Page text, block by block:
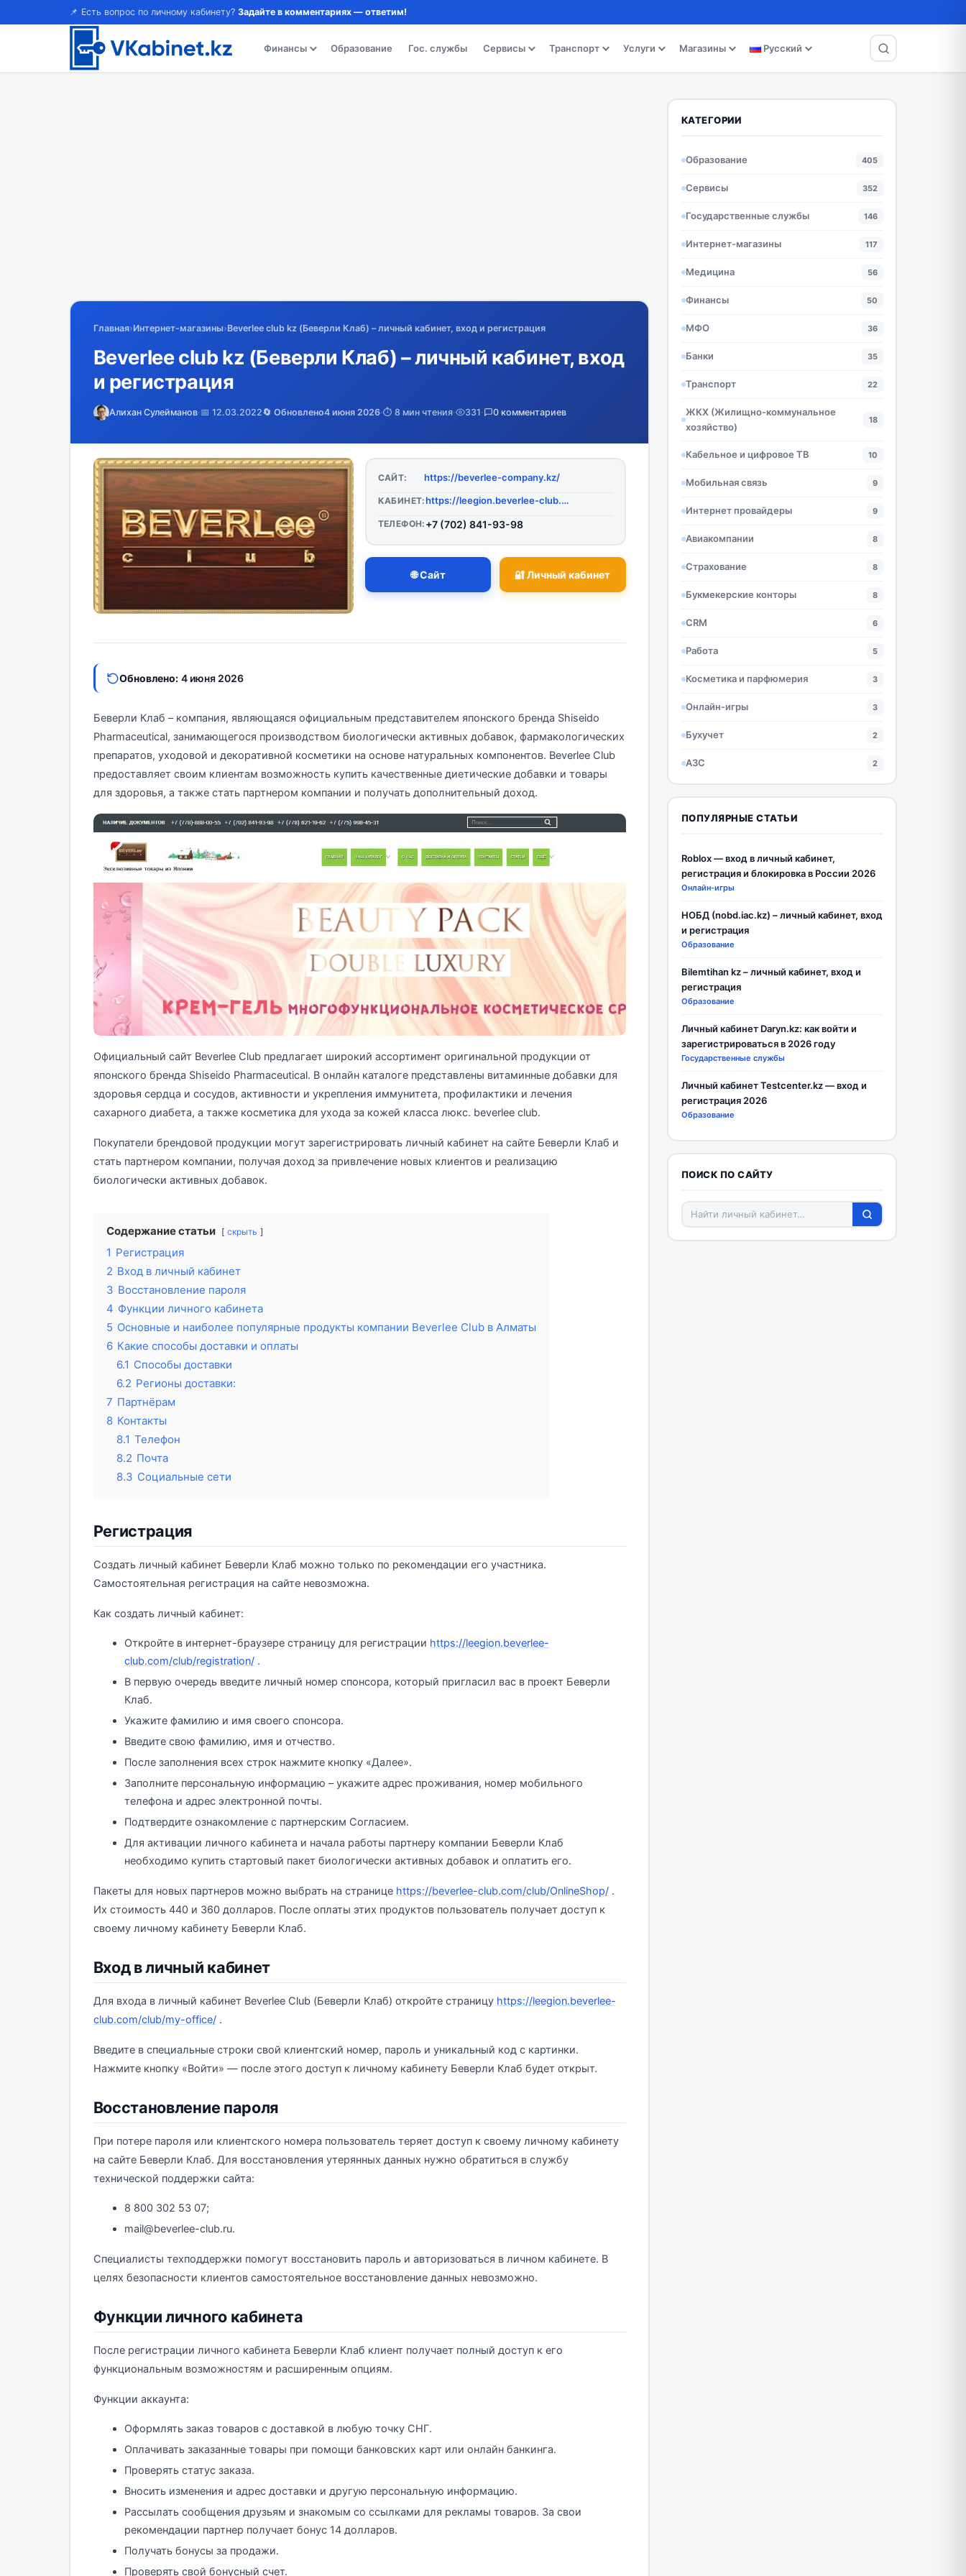
📌 Есть вопрос по личному кабинету? Задайте в комментариях — ответим!
Финансы Образование Гос. службы Сервисы Транспорт Услуги Магазины Русский
Главная›Интернет-магазины›Beverlee club kz (Беверли Клаб) – личный кабинет, вход и регистрация
Beverlee club kz (Беверли Клаб) – личный кабинет, вход
и регистрация
Алихан Сулейманов·📅 12.03.2022🔄 Обновлено4 июня 2026·⏱️ 8 мин чтения· 331· 0 комментариев
САЙТ: https://beverlee-company.kz/
КАБИНЕТ: https://leegion.beverlee-club.com/club/my-office/
ТЕЛЕФОН: +7 (702) 841-93-98
🌐 Сайт 🔐 Личный кабинет
Обновлено: 4 июня 2026
Беверли Клаб – компания, являющаяся официальным представителем японского бренда Shiseido
Pharmaceutical, занимающегося производством биологически активных добавок, фармакологических
препаратов, уходовой и декоративной косметики на основе натуральных компонентов. Beverlee Club
предоставляет своим клиентам возможность купить качественные диетические добавки и товары
для здоровья, а также стать партнером компании и получать дополнительный доход.
Официальный сайт Beverlee Club предлагает широкий ассортимент оригинальной продукции от
японского бренда Shiseido Pharmaceutical. В онлайн каталоге представлены витаминные добавки для
здоровья сердца и сосудов, активности и укрепления иммунитета, профилактики и лечения
сахарного диабета, а также косметика для ухода за кожей класса люкс. beverlee club.
Покупатели брендовой продукции могут зарегистрировать личный кабинет на сайте Беверли Клаб и
стать партнером компании, получая доход за привлечение новых клиентов и реализацию
биологически активных добавок.
Содержание статьи скрыть
1 Регистрация
2 Вход в личный кабинет
3 Восстановление пароля
4 Функции личного кабинета
5 Основные и наиболее популярные продукты компании Beverlee Club в Алматы
6 Какие способы доставки и оплаты
6.1 Способы доставки
6.2 Регионы доставки:
7 Партнёрам
8 Контакты
8.1 Телефон
8.2 Почта
8.3 Социальные сети
Регистрация
Создать личный кабинет Беверли Клаб можно только по рекомендации его участника.
Самостоятельная регистрация на сайте невозможна.
Как создать личный кабинет:
Откройте в интернет-браузере страницу для регистрации https://leegion.beverlee-
club.com/club/registration/ .
В первую очередь введите личный номер спонсора, который пригласил вас в проект Беверли
Клаб.
Укажите фамилию и имя своего спонсора.
Введите свою фамилию, имя и отчество.
После заполнения всех строк нажмите кнопку «Далее».
Заполните персональную информацию – укажите адрес проживания, номер мобильного
телефона и адрес электронной почты.
Подтвердите ознакомление с партнерским Согласием.
Для активации личного кабинета и начала работы партнеру компании Беверли Клаб
необходимо купить стартовый пакет биологически активных добавок и оплатить его.
Пакеты для новых партнеров можно выбрать на странице https://beverlee-club.com/club/OnlineShop/.
Их стоимость 440 и 360 долларов. После оплаты этих продуктов пользователь получает доступ к
своему личному кабинету Беверли Клаб.
Вход в личный кабинет
Для входа в личный кабинет Beverlee Club (Беверли Клаб) откройте страницу https://leegion.beverlee-
club.com/club/my-office/.
Введите в специальные строки свой клиентский номер, пароль и уникальный код с картинки.
Нажмите кнопку «Войти» — после этого доступ к личному кабинету Беверли Клаб будет открыт.
Восстановление пароля
При потере пароля или клиентского номера пользователь теряет доступ к своему личному кабинету
на сайте Беверли Клаб. Для восстановления утерянных данных нужно обратиться в службу
технической поддержки сайта:
8 800 302 53 07;
mail@beverlee-club.ru.
Специалисты техподдержки помогут восстановить пароль и авторизоваться в личном кабинете. В
целях безопасности клиентов самостоятельное восстановление данных невозможно.
Функции личного кабинета
После регистрации личного кабинета Беверли Клаб клиент получает полный доступ к его
функциональным возможностям и расширенным опциям.
Функции аккаунта:
Оформлять заказ товаров с доставкой в любую точку СНГ.
Оплачивать заказанные товары при помощи банковских карт или онлайн банкинга.
Проверять статус заказа.
Вносить изменения и адрес доставки и другую персональную информацию.
Рассылать сообщения друзьям и знакомым со ссылками для рекламы товаров. За свои
рекомендации партнер получает бонус 14 долларов.
Получать бонусы за продажи.
Проверять свой бонусный счет.
КАТЕГОРИИ
Образование 405
Сервисы 352
Государственные службы 146
Интернет-магазины 117
Медицина 56
Финансы 50
МФО 36
Банки 35
Транспорт 22
ЖКХ (Жилищно-коммунальное
хозяйство)
18
Кабельное и цифровое ТВ 10
Мобильная связь 9
Интернет провайдеры 9
Авиакомпании 8
Страхование 8
Букмекерские конторы 8
CRM 6
Работа 5
Косметика и парфюмерия 3
Онлайн-игры 3
Бухучет 2
АЗС 2
ПОПУЛЯРНЫЕ СТАТЬИ
Roblox — вход в личный кабинет,
регистрация и блокировка в России 2026
Онлайн-игры
НОБД (nobd.iac.kz) – личный кабинет, вход
и регистрация
Образование
Bilemtihan kz – личный кабинет, вход и
регистрация
Образование
Личный кабинет Daryn.kz: как войти и
зарегистрироваться в 2026 году
Государственные службы
Личный кабинет Testcenter.kz — вход и
регистрация 2026
Образование
ПОИСК ПО САЙТУ